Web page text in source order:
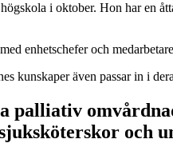
i oktober. Hon har en
enhetschefer och
kunskaper även passar in i
palliativ
och